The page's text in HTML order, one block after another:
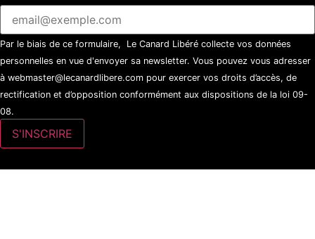
Par le biais de ce formulaire, Le Canard Libéré collecte vos données
personnelles en vue d'envoyer sa newsletter. Vous pouvez vous adresser
à webmaster@lecanardlibere.com pour exercer vos droits d’accès, de
rectification et d’opposition conformément aux dispositions de la loi 09-
08.